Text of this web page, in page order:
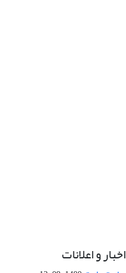
اخبار و اعلانات